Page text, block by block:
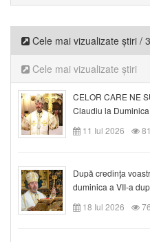
Cele mai vizualizate știri /
Cele mai vizualizate știri
CELOR CARE NE
Claudiu la
11 Iul 2026
După credinţa
duminica a VII-a
18 Iul 2026